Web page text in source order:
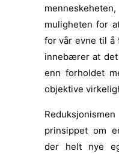
muligheten for
for vår evne til å
innebærer at
enn forholdet
objektive
prinsippet om
der helt nye